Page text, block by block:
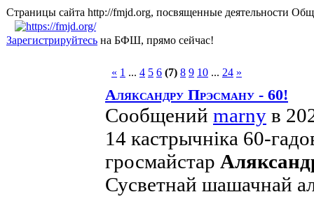
Страницы сайта http://fmjd.org, посвященные
Зарегистрируйтесь на БФШ, прямо сейчас!
« 1 ... 4 5 6 (7) 8 9 10 ... 24 »
Аляксандру Прэсману - 60!
Сообщений marny в
14 кастрычніка 60-
гросмайстар
Сусветнай шашачнай